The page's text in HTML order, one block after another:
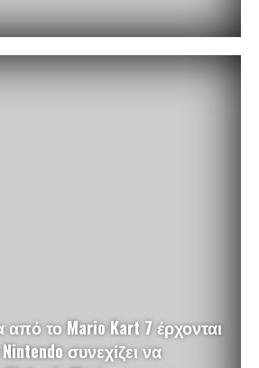
από το Mario Kart 7 έρχονται
συνεχίζει να